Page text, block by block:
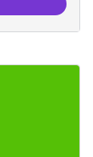
sòlida